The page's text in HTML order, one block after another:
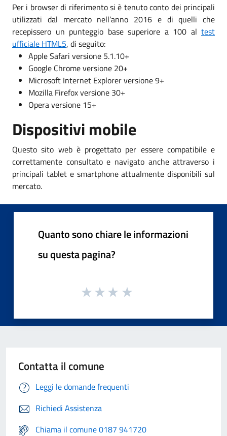
Per i browser di riferimento si è tenuto conto dei principali
utilizzati dal mercato nell’anno 2016 e di quelli che
recepissero un punteggio base superiore a 100 al test
ufficiale HTML5, di seguito:
Apple Safari versione 5.1.10+
Google Chrome versione 20+
Microsoft Internet Explorer versione 9+
Mozilla Firefox versione 30+
Opera versione 15+
Dispositivi mobile
Questo sito web è progettato per essere compatibile e
correttamente consultato e navigato anche attraverso i
principali tablet e smartphone attualmente disponibili sul
mercato.
Quanto sono chiare le informazioni
su questa pagina?
Contatta il comune
Leggi le domande frequenti
Richiedi Assistenza
Chiama il comune 0187 941720